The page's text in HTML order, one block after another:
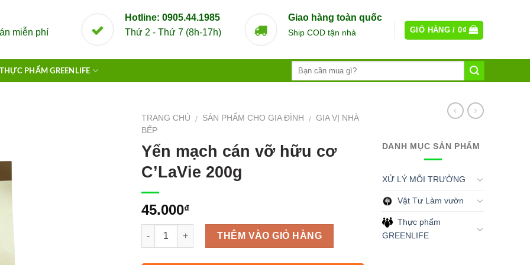
miễn phí
Hotline: 0905.44.1985
Thứ 2 - Thứ 7 (8h-17h)
Giao hàng toàn quốc
Ship COD tận nhà GIỎ HÀNG /0₫
THỰC PHẨM GREENLIFE
TRANG CHỦ / SẢN PHẨM CHO GIA ĐÌNH / GIA VỊ NHÀ
BẾP
Yến mạch cán vỡ hữu cơ
C’LaVie 200g
45.000₫
Số lượng THÊM VÀO GIỎ HÀNG
DANH MỤC SẢN PHẨM
XỬ LÝ MÔI TRƯỜNG
Vật Tư Làm vườn
Thực phẩm
GREENLIFE